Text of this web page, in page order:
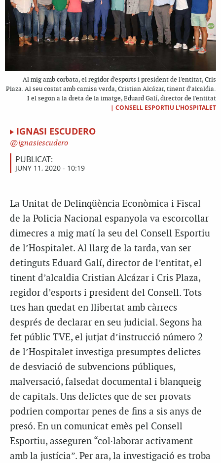
Al mig amb corbata, el regidor d'esports i president de l'entitat, Cris
Plaza. Al seu costat amb camisa verda, Cristian Alcázar, tinent d'alcaldia.
I el segon a la dreta de la imatge, Eduard Galí, director de l'entitat
| CONSELL ESPORTIU L'HOSPITALET
IGNASI ESCUDERO
ignasiescudero
PUBLICAT:
JUNY 11, 2020 - 10:19
La Unitat de Delinqüència Econòmica i Fiscal
de la Policia Nacional espanyola va escorcollar
dimecres a mig matí la seu del Consell Esportiu
de l’Hospitalet. Al llarg de la tarda, van ser
detinguts Eduard Galí, director de l’entitat, el
tinent d’alcaldia Cristian Alcázar i Cris Plaza,
regidor d’esports i president del Consell. Tots
tres han quedat en llibertat amb càrrecs
després de declarar en seu judicial. Segons ha
fet públic TVE, el jutjat d’instrucció número 2
de l’Hospitalet investiga presumptes delictes
de desviació de subvencions públiques,
malversació, falsedat documental i blanqueig
de capitals. Uns delictes que de ser provats
podrien comportar penes de fins a sis anys de
presó. En un comunicat emès pel Consell
Esportiu, asseguren “col·laborar activament
amb la justícia”. Per ara, la investigació es troba